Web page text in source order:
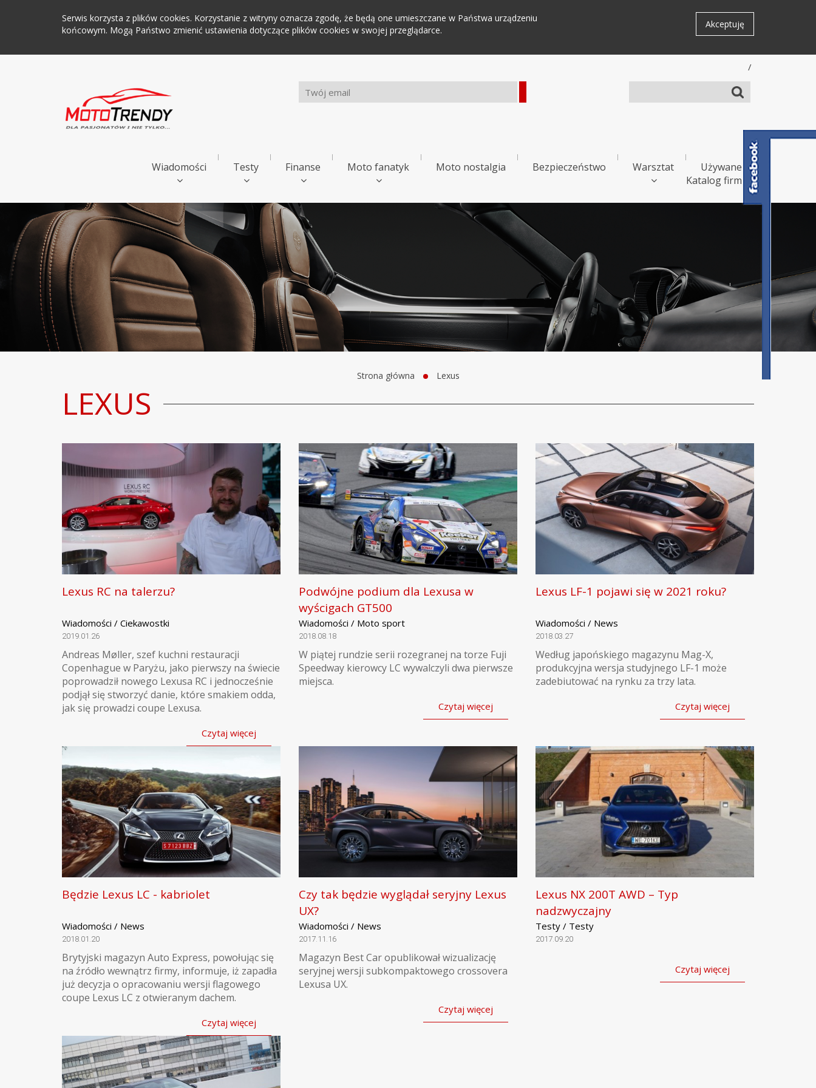
Serwis korzysta z plików cookies. Korzystanie z witryny oznacza zgodę, że będą one umieszczane w Państwa urządzeniu
końcowym. Mogą Państwo zmienić ustawienia dotyczące plików cookies w swojej przeglądarce.
Akceptuję
/
Wiadomości Testy Finanse Moto fanatyk Moto nostalgia Bezpieczeństwo Warsztat
Używane
Katalog firm
Strona główna Lexus
LEXUS
Lexus RC na talerzu?
Wiadomości / Ciekawostki
2019.01.26
Andreas Møller, szef kuchni restauracji
Copenhague w Paryżu, jako pierwszy na świecie
poprowadził nowego Lexusa RC i jednocześnie
podjął się stworzyć danie, które smakiem odda,
jak się prowadzi coupe Lexusa.
Czytaj więcej
Podwójne podium dla Lexusa w
wyścigach GT500
Wiadomości / Moto sport
2018.08.18
W piątej rundzie serii rozegranej na torze Fuji
Speedway kierowcy LC wywalczyli dwa pierwsze
miejsca.
Czytaj więcej
Lexus LF-1 pojawi się w 2021 roku?
Wiadomości / News
2018.03.27
Według japońskiego magazynu Mag-X,
produkcyjna wersja studyjnego LF-1 może
zadebiutować na rynku za trzy lata.
Czytaj więcej
Będzie Lexus LC - kabriolet
Wiadomości / News
2018.01.20
Brytyjski magazyn Auto Express, powołując się
na źródło wewnątrz firmy, informuje, iż zapadła
już decyzja o opracowaniu wersji flagowego
coupe Lexus LC z otwieranym dachem.
Czytaj więcej
Czy tak będzie wyglądał seryjny Lexus
UX?
Wiadomości / News
2017.11.16
Magazyn Best Car opublikował wizualizację
seryjnej wersji subkompaktowego crossovera
Lexusa UX.
Czytaj więcej
Lexus NX 200T AWD – Typ
nadzwyczajny
Testy / Testy
2017.09.20
Czytaj więcej